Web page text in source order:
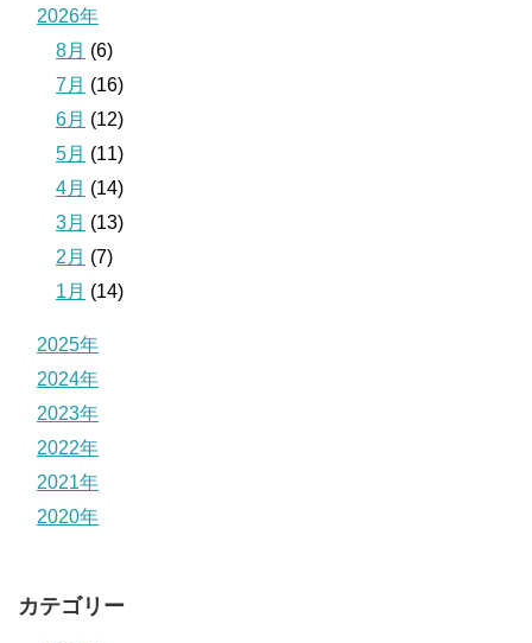
2026年
8月 (6)
7月 (16)
6月 (12)
5月 (11)
4月 (14)
3月 (13)
2月 (7)
1月 (14)
2025年
2024年
2023年
2022年
2021年
2020年
カテゴリー